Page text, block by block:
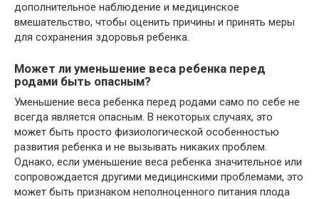
дополнительное наблюдение и медицинское
вмешательство, чтобы оценить причины и принять меры
для сохранения здоровья ребенка.
Может ли уменьшение веса ребенка перед
родами быть опасным?
Уменьшение веса ребенка перед родами само по себе не
всегда является опасным. В некоторых случаях, это
может быть просто физиологической особенностью
развития ребенка и не вызывать никаких проблем.
Однако, если уменьшение веса ребенка значительное или
сопровождается другими медицинскими проблемами, это
может быть признаком неполноценного питания плода